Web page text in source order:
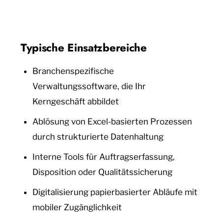
Typische Einsatzbereiche
Branchenspezifische
Verwaltungssoftware, die Ihr
Kerngeschäft abbildet
Ablösung von Excel-basierten Prozessen
durch strukturierte Datenhaltung
Interne Tools für Auftragserfassung,
Disposition oder Qualitätssicherung
Digitalisierung papierbasierter Abläufe mit
mobiler Zugänglichkeit